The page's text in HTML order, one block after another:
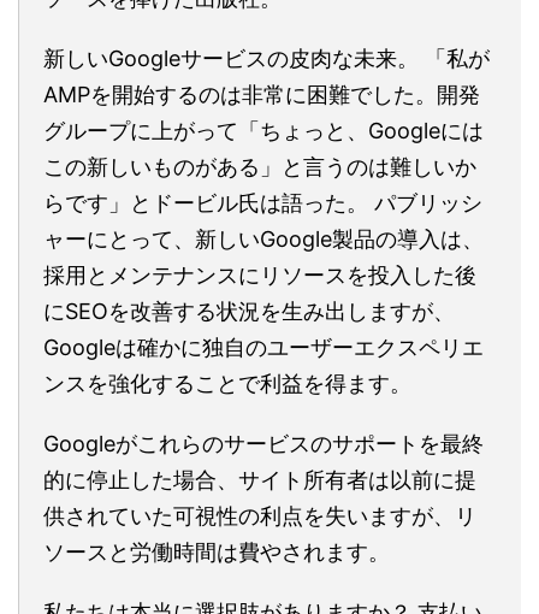
新しいGoogleサービスの皮肉な未来。 「私が
AMPを開始するのは非常に困難でした。開発
グループに上がって「ちょっと、Googleには
この新しいものがある」と言うのは難しいか
らです」とドービル氏は語った。 パブリッシ
ャーにとって、新しいGoogle製品の導入は、
採用とメンテナンスにリソースを投入した後
にSEOを改善する状況を生み出しますが、
Googleは確かに独自のユーザーエクスペリエ
ンスを強化することで利益を得ます。
Googleがこれらのサービスのサポートを最終
的に停止した場合、サイト所有者は以前に提
供されていた可視性の利点を失いますが、リ
ソースと労働時間は費やされます。